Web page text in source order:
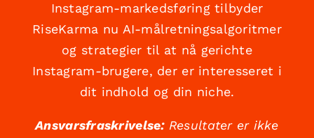
Instagram-markedsføring tilbyder
RiseKarma nu AI-målretningsalgoritmer
og strategier til at nå gerichte
Instagram-brugere, der er interesseret i
dit indhold og din niche.
Ansvarsfraskrivelse:Resultater er ikke